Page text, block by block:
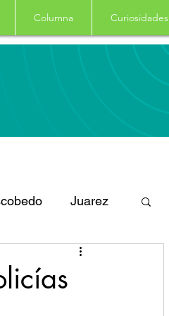
Columna Curiosidades
Juarez
Arte